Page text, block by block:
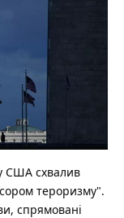
США схвалив
тероризму".
спрямовані